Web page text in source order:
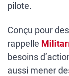
pilote.
Conçu pour
rappelle
besoins
aussi mener